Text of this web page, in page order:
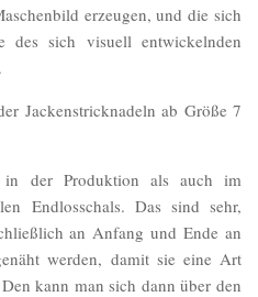
erzeugen, und die sich
des sich visuell entwickelnden
Jackenstricknadeln ab Größe 7
in der Produktion als auch im
Endlosschals. Das sind sehr,
an Anfang und Ende an
werden, damit sie eine Art
kann man sich dann über den